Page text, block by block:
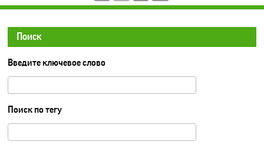
Поиск
Введите ключевое слово
Поиск по тегу